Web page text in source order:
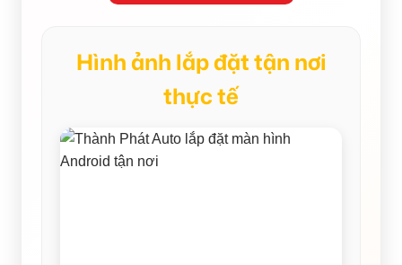
Hình ảnh lắp đặt tận nơi
thực tế